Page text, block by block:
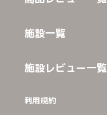
施設一覧
施設レビュー一覧
利用規約